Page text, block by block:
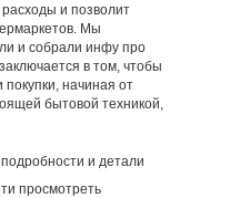
и позволит
Мы
и собрали инфу про
в том, чтобы
начиная от
бытовой техникой,
и детали
просмотреть